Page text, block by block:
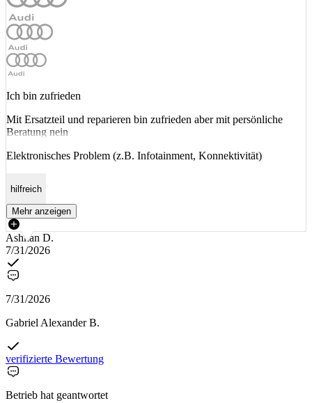
Ich bin zufrieden
Mit Ersatzteil und reparieren bin zufrieden aber mit persönliche
Beratung nein
Elektronisches Problem (z.B. Infotainment, Konnektivität)
hilfreich
Mehr anzeigen
Ashkan D.
7/31/2026
7/31/2026
Gabriel Alexander B.
verifizierte Bewertung
Betrieb hat geantwortet